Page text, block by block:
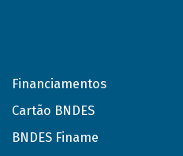
Financiamentos
Cartão BNDES
BNDES Finame